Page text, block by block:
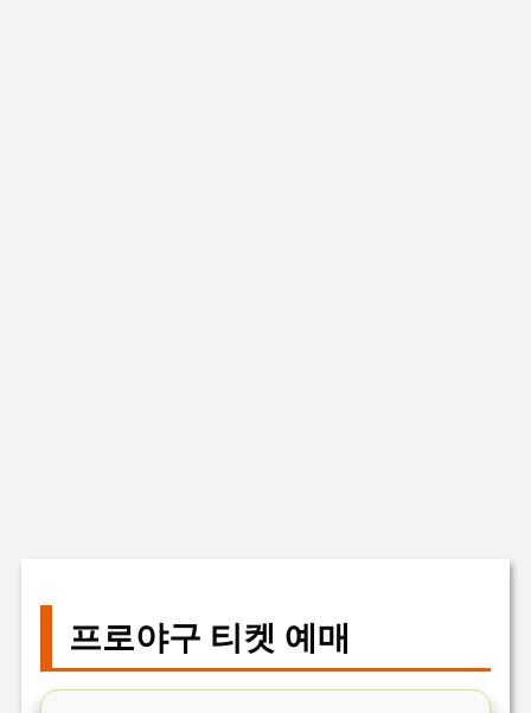
프로야구 티켓 예매